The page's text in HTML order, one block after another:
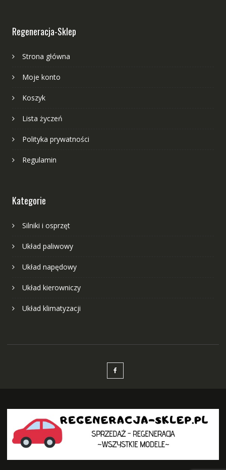
Regeneracja-Sklep
Strona główna
Moje konto
Koszyk
Lista życzeń
Polityka prywatności
Regulamin
Kategorie
Silniki i osprzęt
Układ paliwowy
Układ napędowy
Układ kierowniczy
Układ klimatyzacji